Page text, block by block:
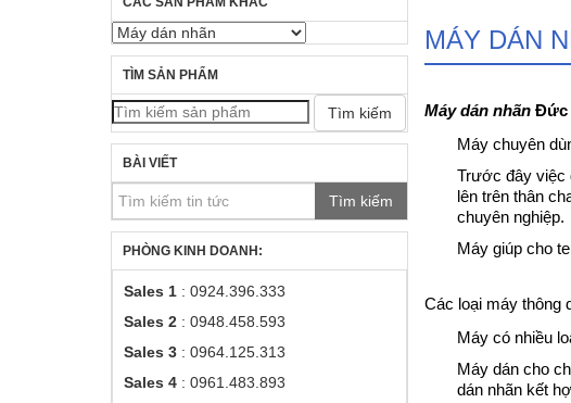
MÁY DÁN
Máy dán nhãnĐức
Máy chuyên
Trước đây việc
lên trên thân
chuyên nghiệp.
Máy giúp cho
Các loại máy thông
Máy có nhiều
Máy dán cho
dán nhãn kết
TÌM SẢN PHẨM
Tìm kiếm
BÀI VIẾT
Tìm kiếm
PHÒNG KINH DOANH:
Sales 1 : 0924.396.333
Sales 2 : 0948.458.593
Sales 3 : 0964.125.313
Sales 4 : 0961.483.893